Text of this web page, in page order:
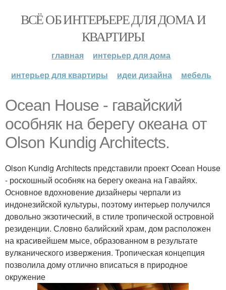
ВСЁ ОБ ИНТЕРЬЕРЕ ДЛЯ ДОМА И
КВАРТИРЫ
главная
интерьер для дома
интерьер для квартиры
идеи дизайна мебель
Ocean House - гавайский
особняк на берегу океана от
Olson Kundig Architects.
Olson Kundig Architects представили проект Ocean House
- роскошный особняк на берегу океана на Гавайях.
Основное вдохновение дизайнеры черпали из
индонезийской культуры, поэтому интерьер получился
довольно экзотический, в стиле тропической островной
резиденции. Словно балийский храм, дом расположен
на красивейшем мысе, образованном в результате
вулканического извержения. Тропическая концепция
позволила дому отлично вписаться в природное
окружение